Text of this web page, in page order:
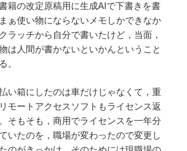
籍の改定原稿用に生成AIで下書きを書
ぁ使い物にならないメモしかできなか
ラッチから自分で書いたけど，当面，
は人間が書かないといかんということ
。
い箱にしたのは車だけじゃなくて，重
モートアクセスソフトもライセンス返
そもそも，商用でライセンスを一年分
いたのを，職場が変わったので変更し